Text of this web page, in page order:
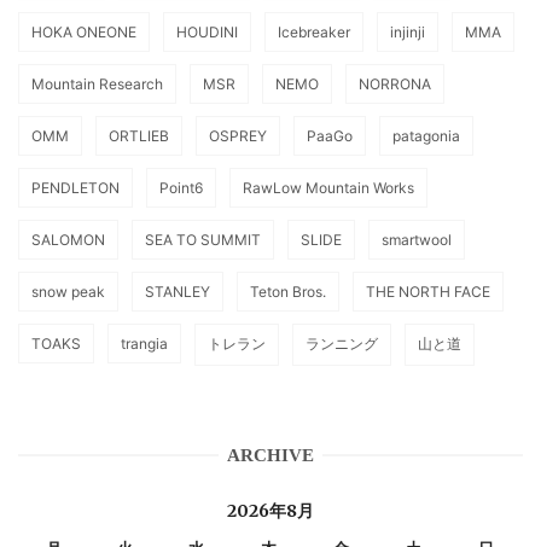
HOKA ONEONE HOUDINI Icebreaker injinji MMA
Mountain Research MSR NEMO NORRONA
OMM ORTLIEB OSPREY PaaGo patagonia
PENDLETON Point6 RawLow Mountain Works
SALOMON SEA TO SUMMIT SLIDE smartwool
snow peak STANLEY Teton Bros. THE NORTH FACE
TOAKS trangia トレラン ランニング 山と道
ARCHIVE
2026年8月